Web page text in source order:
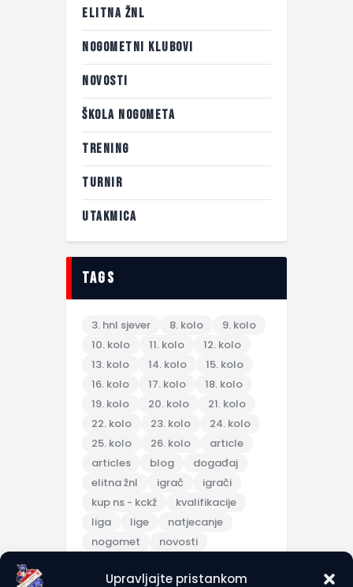
Upravljajte pristankom
ELITNA ŽNL
NOGOMETNI KLUBOVI
NOVOSTI
ŠKOLA NOGOMETA
TRENING
TURNIR
UTAKMICA
tags
3. hnl sjever 8. kolo
9. kolo
10. kolo
11. kolo
12. kolo
13. kolo
14. kolo
15. kolo
16. kolo
17. kolo
18. kolo
19. kolo
20. kolo
21. kolo
22. kolo
23. kolo
24. kolo
25. kolo
26. kolo
article
articles
blog
događaj
elitna žnl
igrač
igrači
kup ns - kckž
kvalifikacije
liga
lige
natjecanje
nogomet
novosti
pripremna utakmica
scores